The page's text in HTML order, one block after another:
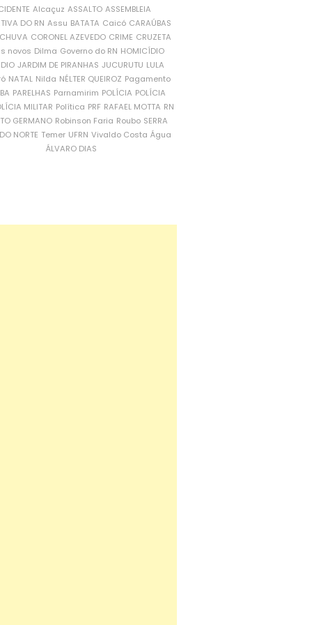
Alcaçuz ASSALTO ASSEMBLEIA
DO RN Assu BATATA Caicó CARAÚBAS
CORONEL AZEVEDO CRIME CRUZETA
novos Dilma Governo do RN HOMICÍDIO
JARDIM DE PIRANHAS JUCURUTU LULA
NATAL Nilda NÉLTER QUEIROZ Pagamento
PARELHAS Parnamirim POLÍCIA POLÍCIA
MILITAR Política PRF RAFAEL MOTTA RN
GERMANO Robinson Faria Roubo SERRA
NORTE Temer UFRN Vivaldo Costa Água
ÁLVARO DIAS